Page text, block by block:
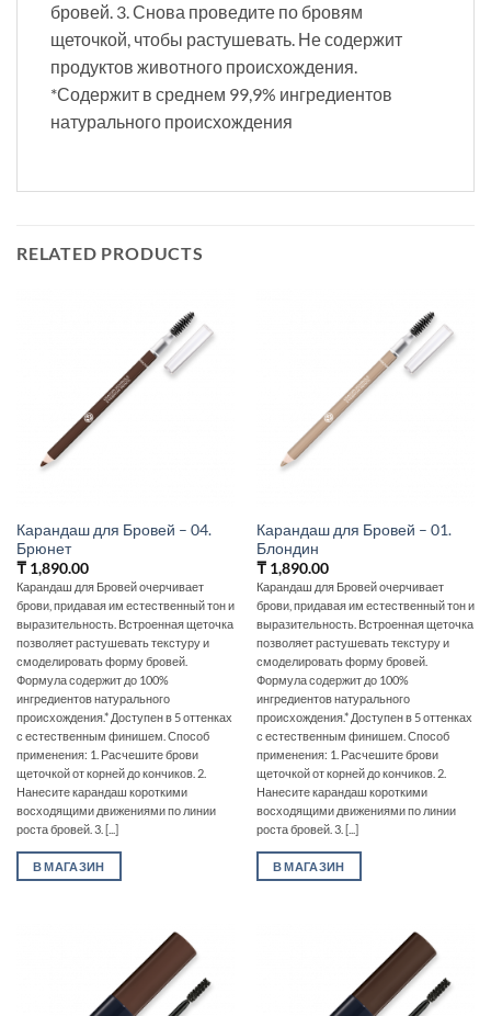
бровей. 3. Снова проведите по бровям
щеточкой, чтобы растушевать. Не содержит
продуктов животного происхождения.
*Содержит в среднем 99,9% ингредиентов
натурального происхождения
RELATED PRODUCTS
Карандаш для Бровей – 04.
Брюнет
₸1,890.00
Карандаш для Бровей очерчивает
брови, придавая им естественный тон и
выразительность. Встроенная щеточка
позволяет растушевать текстуру и
смоделировать форму бровей.
Формула содержит до 100%
ингредиентов натурального
происхождения.* Доступен в 5 оттенках
с естественным финишем. Способ
применения: 1. Расчешите брови
щеточкой от корней до кончиков. 2.
Нанесите карандаш короткими
восходящими движениями по линии
роста бровей. 3. [...]
В МАГАЗИН
Карандаш для Бровей – 01.
Блондин
₸1,890.00
Карандаш для Бровей очерчивает
брови, придавая им естественный тон и
выразительность. Встроенная щеточка
позволяет растушевать текстуру и
смоделировать форму бровей.
Формула содержит до 100%
ингредиентов натурального
происхождения.* Доступен в 5 оттенках
с естественным финишем. Способ
применения: 1. Расчешите брови
щеточкой от корней до кончиков. 2.
Нанесите карандаш короткими
восходящими движениями по линии
роста бровей. 3. [...]
В МАГАЗИН